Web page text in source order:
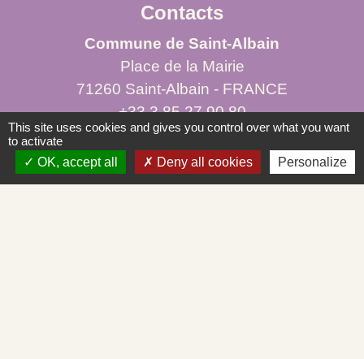
Contacts
Commune de Saint-Albain
Place de la Mairie
71260 Saint-Albain - FRANCE
+33 3 85 27 90 80
Courriel
mairie.st-albain@orange.fr
This site uses cookies and gives you control over what you want
to activate
OK, accept all
Deny all cookies Personalize